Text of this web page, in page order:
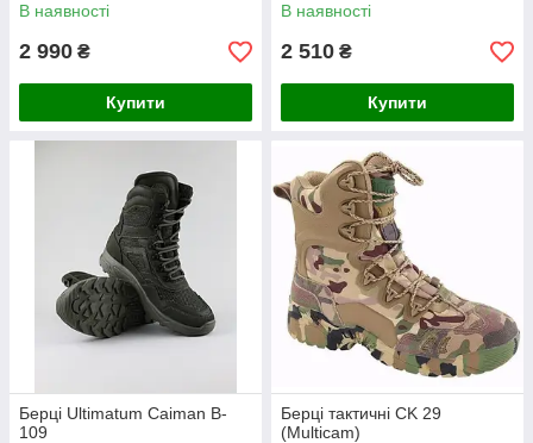
В наявності
2 990 ₴
Купити
В наявності
2 510 ₴
Купити
Берці Ultimatum Caiman B-
109
Берці тактичні СK 29
(Multicam)